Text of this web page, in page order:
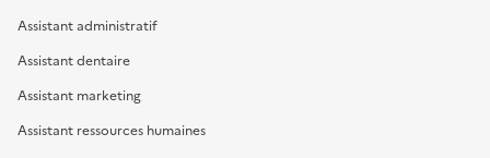
Assistant administratif
Assistant dentaire
Assistant marketing
Assistant ressources humaines